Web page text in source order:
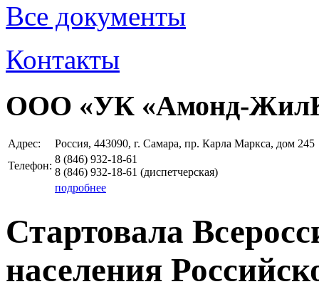
Все документы
Контакты
ООО «УК «Амонд-
Адрес:
Россия, 443090, г. Самара, пр. Карла Маркса, дом 245
Телефон:
8 (846) 932-18-61
8 (846) 932-18-61 (диспетчерская)
подробнее
Стартовала
населения